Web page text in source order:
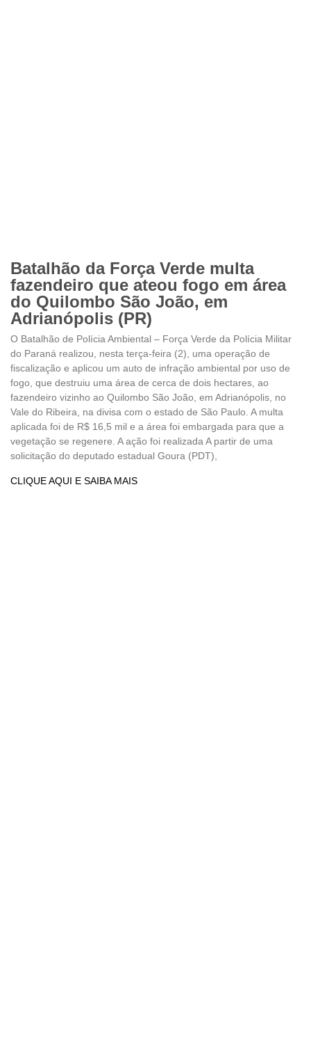
Batalhão da Força Verde multa
fazendeiro que ateou fogo em área
do Quilombo São João, em
Adrianópolis (PR)
O Batalhão de Polícia Ambiental – Força Verde da Polícia Militar
do Paraná realizou, nesta terça-feira (2), uma operação de
fiscalização e aplicou um auto de infração ambiental por uso de
fogo, que destruiu uma área de cerca de dois hectares, ao
fazendeiro vizinho ao Quilombo São João, em Adrianópolis, no
Vale do Ribeira, na divisa com o estado de São Paulo. A multa
aplicada foi de R$ 16,5 mil e a área foi embargada para que a
vegetação se regenere. A ação foi realizada A partir de uma
solicitação do deputado estadual Goura (PDT),
CLIQUE AQUI E SAIBA MAIS